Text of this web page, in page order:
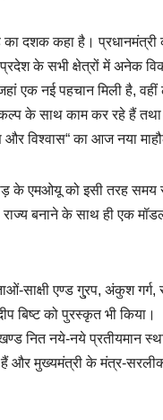
का दशक कहा है।
के सभी क्षेत्रों में अनेक
एक नई पहचान मिली है, वहीं
के साथ काम कर रहे हैं
और विश्वास“ का आज नया
के एमओयू को इसी तरह
राज्य बनाने के साथ ही एक
एण्ड गु्रप, अंकुश गर्ग,
बिष्ट को पुरस्कृत भी किया।
नित नये-नये प्रतीयमान
और मुख्यमंत्री के मंत्र-